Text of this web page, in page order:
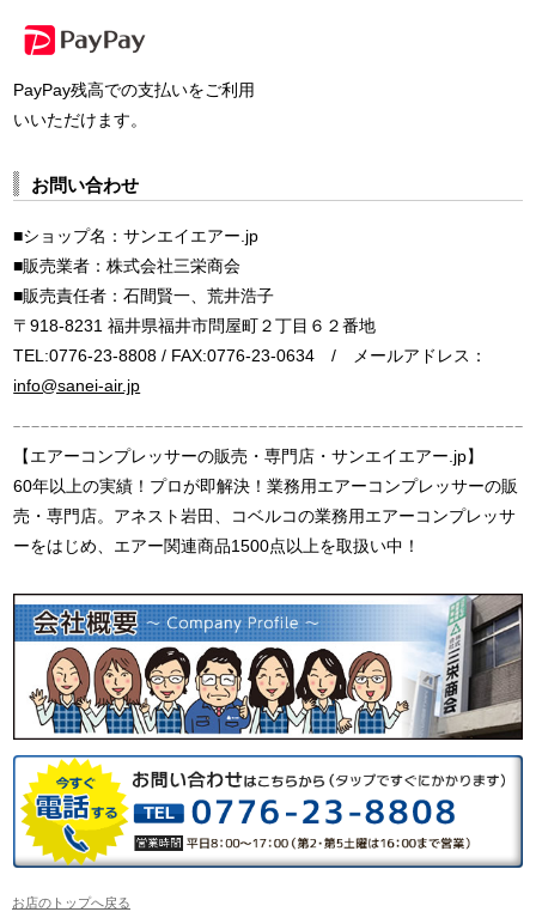
PayPay残高での支払いをご利用
いいただけます。
お問い合わせ
■ショップ名：サンエイエアー.jp
■販売業者：株式会社三栄商会
■販売責任者：石間賢一、荒井浩子
〒918-8231 福井県福井市問屋町２丁目６２番地
TEL:0776-23-8808 / FAX:0776-23-0634 / メールアドレス：
info@sanei-air.jp
【エアーコンプレッサーの販売・専門店・サンエイエアー.jp】
60年以上の実績！プロが即解決！業務用エアーコンプレッサーの販
売・専門店。アネスト岩田、コベルコの業務用エアーコンプレッサ
ーをはじめ、エアー関連商品1500点以上を取扱い中！
お店のトップへ戻る